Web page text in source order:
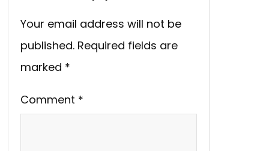
Your email address will not be
published. Required fields are
marked *
Comment *